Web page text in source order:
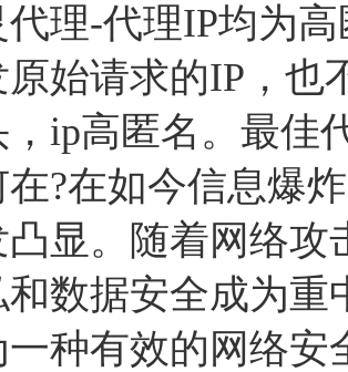
理-代理IP均为
原始请求的IP，也
，ip高匿名。最佳
?在如今信息爆
凸显。随着网络攻
和数据安全成为
一种有效的网络